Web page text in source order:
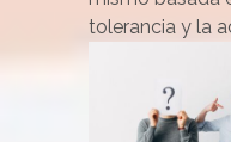
tolerancia y la